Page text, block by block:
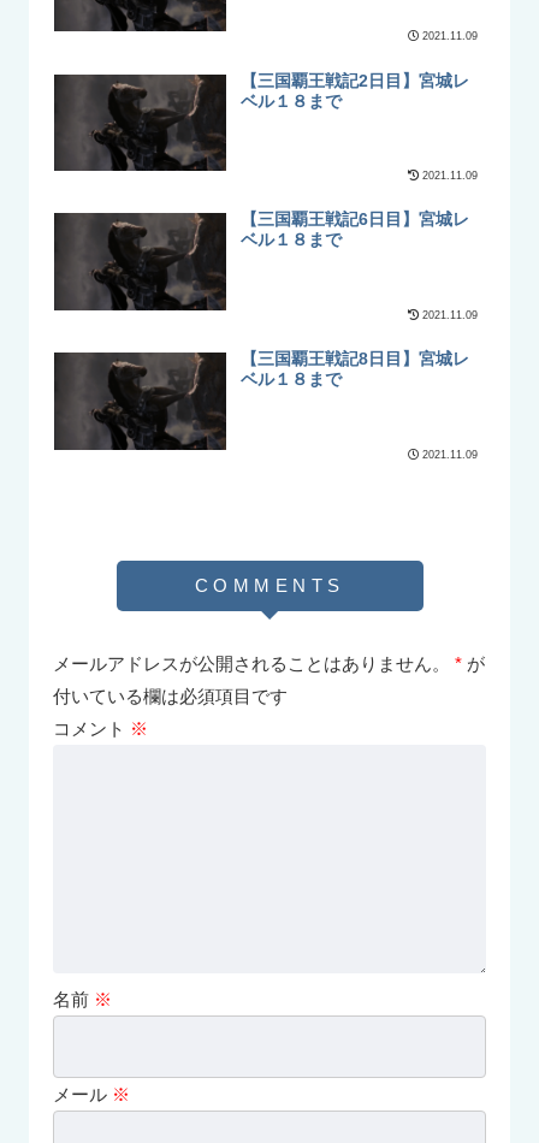
2021.11.09
【三国覇王戦記2日目】宮城レ
ベル１８まで
2021.11.09
【三国覇王戦記6日目】宮城レ
ベル１８まで
2021.11.09
【三国覇王戦記8日目】宮城レ
ベル１８まで
2021.11.09
メールアドレスが公開されることはありません。 * が
付いている欄は必須項目です
コメント ※
名前 ※
メール ※